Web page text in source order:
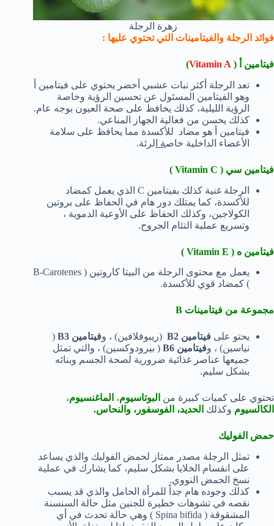
زهرة الرجلة
فوائد الرجلة والفيتامينات التي تحتوي عليها :
فيتامين أ ( Vitamin A
)
تعد الرجلة أكثر نبات عشبي أخضر يحتوي على فيتامين أ
وهو الفيتامين المسئول عن تحسين الرؤية وخاصة
الرؤية الليلية، كذلك يخافظ على صحة العيون بوجه عام.
كذلك يحسن من فعالية الجهاز المناعي.
فيتامين أ هو مضاد للأكسدة مما يحافظ على سلامة
الأعضاء الداخلية خاصة ا لرئة.
فيتامين سي ( Vitamin C )
الرجلة غنية كذلك بفيتامين C الذي يعمل كمضاد
للأكسدة، كما يمتلك دور هام في الحفاظ على بروتين
الكولاجين، وكذلك الحفاظ على الأوعية الدموية ،
وتسريع عملية التئام الجروح.
فيتامين ه ( Vitamin E )
يعمل مع محتوى الرجلة من البيتا كاروتين ( B-Carotenes
) كمضاد قوي للأكسدة.
مجموعة من فيتامينات B
يحتو على فيتامين B2 (ريبوفلافين) ، وفيتامين B3
(
نياسين) ، وفيتامين B6
( بيرودوكسين) ، والتي تمثل
جميعها عناصر غذائية ضرورية لصحة الجسم وبنائه
بشكل سليم.
تحتوي على كميات كبيرة من البوتاسيوم، الماغنسيوم،
الكالسيوم وكذلك الحديد، الفوسفور، والنحاس.
حمض الفوليك
تمثل الرجلة مصدر ممتاز لحمض الفوليك والذي يساعد
على انقسام الخلايا بشكل سليم، كما يشارك في عملية
نسخ الحمض النووي.
كذلك وجوده هام جداً للمرأة الحامل والذي قد يسبب
نقصه في تشوهات خطيرة للجنين مثل حالة السنسنة
المشقوقة ( Spina bifida ) وهي حالة تحدث في أي